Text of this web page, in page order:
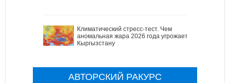
Климатический стресс-тест. Чем
аномальная жара 2026 года угрожает
Кыргызстану
АВТОРСКИЙ РАКУРС